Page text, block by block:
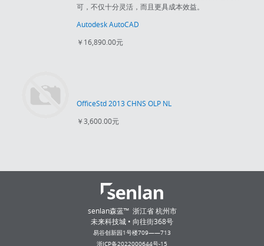
可，不仅十分灵活，而且更具成本效益。
Autodesk AutoCAD
￥16,890.00元
OfficeStd 2013 CHNS OLP NL
￥3,600.00元
senlan森蓝™ 浙江省 杭州市
未来科技城 • 向往街368号
易谷创新园1号楼709——713
浙ICP备2022000644号-15